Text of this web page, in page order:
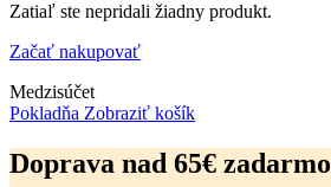
Zatiaľ ste nepridali žiadny produkt.
Začať nakupovať
Medzisúčet
Pokladňa Zobraziť košík
na
obsah
Doprava nad 65€ zadarmo